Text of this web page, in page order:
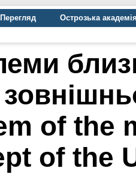
Перегляд
Острозька
of the
of the